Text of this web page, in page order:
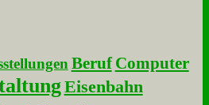
Beruf Computer
Eisenbahn